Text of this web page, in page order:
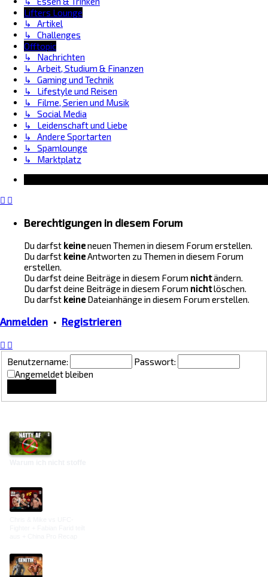
Lifters Lounge
↳ Artikel
↳ Challenges
Offtopic
↳ Nachrichten
↳ Arbeit, Studium & Finanzen
↳ Gaming und Technik
↳ Lifestyle und Reisen
↳ Filme, Serien und Musik
↳ Social Media
↳ Leidenschaft und Liebe
↳ Andere Sportarten
↳ Spamlounge
↳ Marktplatz
Berechtigungen in diesem Forum
Du darfst keineneuen Themen in diesem Forum erstellen.
Du darfst keineAntworten zu Themen in diesem Forum
erstellen.
Du darfst deine Beiträge in diesem Forum nichtändern.
Du darfst deine Beiträge in diesem Forum nichtlöschen.
Du darfst keine Dateianhänge in diesem Forum erstellen.
Anmelden • Registrieren
Benutzername:
Passwort:
Angemeldet bleiben